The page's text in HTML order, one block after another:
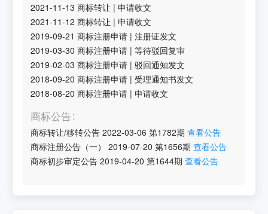
2021-11-13 商标转让 |申请收文
2021-11-12 商标转让 |申请收文
2019-09-21 商标注册申请 |注册证发文
2019-03-30 商标注册申请 |等待驳回复审
2019-02-03 商标注册申请 |驳回通知发文
2018-09-20 商标注册申请 |受理通知书发文
2018-08-20 商标注册申请 |申请收文
商标公告
商标转让/移转公告 2022-03-06 第1782期 查看公告
商标注册公告（一）
2019-07-20 第1656期 查看公告
商标初步审定公告 2019-04-20 第1644期 查看公告